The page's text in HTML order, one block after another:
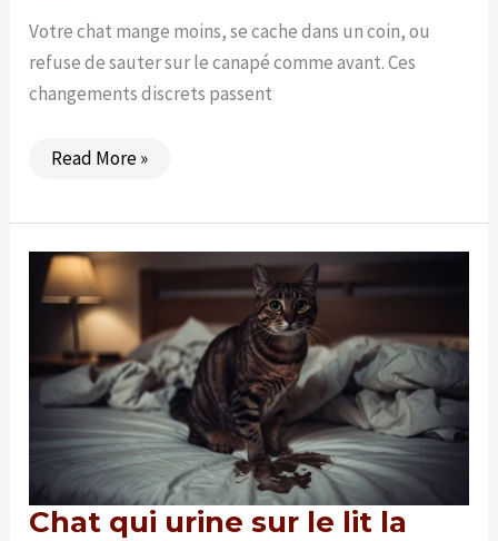
Votre chat mange moins, se cache dans un coin, ou
refuse de sauter sur le canapé comme avant. Ces
changements discrets passent
Votre
?
Les
signes
qui
ne
trompent
pas
Read More »
Chat qui urine sur le lit la